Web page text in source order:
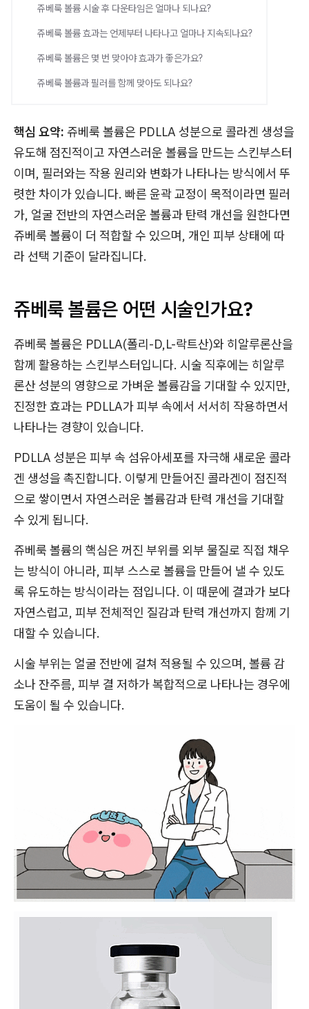
쥬베룩 볼륨 시술 후 다운타임은 얼마나 되나요?
쥬베룩 볼륨 효과는 언제부터 나타나고 얼마나 지속되나요?
쥬베룩 볼륨은 몇 번 맞아야 효과가 좋은가요?
쥬베룩 볼륨과 필러를 함께 맞아도 되나요?
핵심 요약: 쥬베룩 볼륨은 PDLLA 성분으로 콜라겐 생성을
유도해 점진적이고 자연스러운 볼륨을 만드는 스킨부스터
이며, 필러와는 작용 원리와 변화가 나타나는 방식에서 뚜
렷한 차이가 있습니다. 빠른 윤곽 교정이 목적이라면 필러
가, 얼굴 전반의 자연스러운 볼륨과 탄력 개선을 원한다면
쥬베룩 볼륨이 더 적합할 수 있으며, 개인 피부 상태에 따
라 선택 기준이 달라집니다.
쥬베룩 볼륨은 어떤 시술인가요?
쥬베룩 볼륨은 PDLLA(폴리-D,L-락트산)와 히알루론산을
함께 활용하는 스킨부스터입니다. 시술 직후에는 히알루
론산 성분의 영향으로 가벼운 볼륨감을 기대할 수 있지만,
진정한 효과는 PDLLA가 피부 속에서 서서히 작용하면서
나타나는 경향이 있습니다.
PDLLA 성분은 피부 속 섬유아세포를 자극해 새로운 콜라
겐 생성을 촉진합니다. 이렇게 만들어진 콜라겐이 점진적
으로 쌓이면서 자연스러운 볼륨감과 탄력 개선을 기대할
수 있게 됩니다.
쥬베룩 볼륨의 핵심은 꺼진 부위를 외부 물질로 직접 채우
는 방식이 아니라, 피부 스스로 볼륨을 만들어 낼 수 있도
록 유도하는 방식이라는 점입니다. 이 때문에 결과가 보다
자연스럽고, 피부 전체적인 질감과 탄력 개선까지 함께 기
대할 수 있습니다.
시술 부위는 얼굴 전반에 걸쳐 적용될 수 있으며, 볼륨 감
소나 잔주름, 피부 결 저하가 복합적으로 나타나는 경우에
도움이 될 수 있습니다.